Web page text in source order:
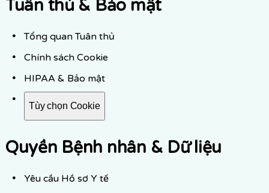
Tuân thủ & Bảo mật
Tổng quan Tuân thủ
Chính sách Cookie
HIPAA & Bảo mật
Tùy chọn Cookie
Quyền Bệnh nhân & Dữ liệu
Yêu cầu Hồ sơ Y tế